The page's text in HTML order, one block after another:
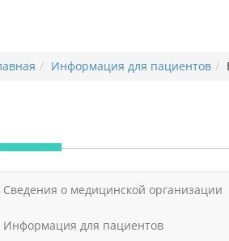
Информация для пациентов
Сведения о медицинской организации
Информация для пациентов